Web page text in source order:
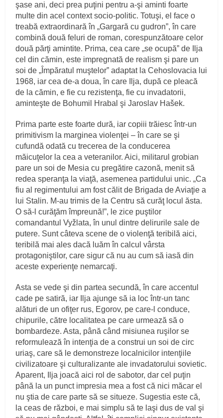
şase ani, deci prea puţini pentru a-şi aminti foarte
multe din acel context socio-politic. Totuşi, el face o
treabă extraordinară în „Gargară cu gudron”, în care
combină două feluri de roman, corespunzătoare celor
două părţi amintite. Prima, cea care „se ocupă” de Ilja
cel din cămin, este impregnată de realism şi pare un
soi de „Împăratul muştelor” adaptat la Cehoslovacia lui
1968, iar cea de-a doua, în care Ilja, după ce pleacă
de la cămin, e fie cu rezistenţa, fie cu invadatorii,
aminteşte de Bohumil Hrabal şi Jaroslav Hašek.
Prima parte este foarte dură, iar copiii trăiesc într-un
primitivism la marginea violenţei – în care se şi
cufundă odată cu trecerea de la conducerea
măicuţelor la cea a veteranilor. Aici, militarul grobian
pare un soi de Mesia cu pregătire cazonă, menit să
redea speranţa la viaţă, asemenea partidului unic. „Ca
fiu al regimentului am fost călit de Brigada de Aviaţie a
lui Stalin. M-au trimis de la Centru să curăţ locul ăsta.
O să-l curăţăm împreună!”, le zice puştilor
comandantul Vyžlata, în unul dintre delirurile sale de
putere. Sunt câteva scene de o violenţă teribilă aici,
teribilă mai ales dacă luăm în calcul vârsta
protagoniştilor, care sigur că nu au cum să iasă din
aceste experienţe nemarcaţi.
Asta se vede şi din partea secundă, în care accentul
cade pe satiră, iar Ilja ajunge să ia loc într-un tanc
alături de un ofiţer rus, Egorov, pe care-l conduce,
chipurile, către localitatea pe care urmează să o
bombardeze. Asta, până când misiunea ruşilor se
reformulează în intenţia de a construi un soi de circ
uriaş, care să le demonstreze localnicilor intenţiile
civilizatoare şi culturalizante ale invadatorului sovietic.
Aparent, Ilja joacă aici rol de sabotor, dar cel puţin
până la un punct impresia mea a fost că nici măcar el
nu ştia de care parte să se situeze. Sugestia este că,
la ceas de război, e mai simplu să te laşi dus de val şi